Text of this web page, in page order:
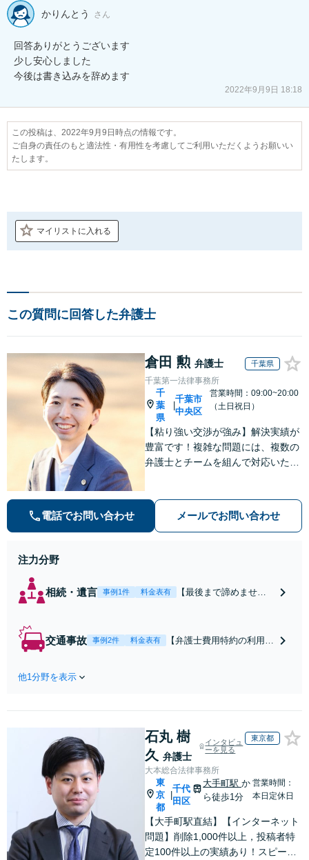
かりんとう さん
回答ありがとうございます
少し安心しました
今後は書き込みを辞めます
2022年9月9日 18:18
この投稿は、2022年9月9日時点の情報です。
ご自身の責任のもと適法性・有用性を考慮してご利用いただくようお願いい
たします。
マイリストに入れる
この質問に回答した弁護士
倉田 勲 弁護士 千葉県
千葉第一法律事務所
千
葉
県
千葉市
中央区
営業時間：09:00~20:00
（土日祝日）
【粘り強い交渉が強み】解決実績が
豊富です！複雑な問題には、複数の
弁護士とチームを組んで対応いたし
添い、不安を軽減します。まずはお
気軽にご相談ください。
電話でお問い合わせ メールでお問い合わせ
注力分野
相続・遺言 事例1件 料金表有
【最後まで諦めませ
合意してしまう前にご
放棄も対応可能。【JR
千葉駅近く】駐車場あ
り
交通事故 事例2件 料金表有
【弁護士費用特約の利用＆
我された方はまずご相談く
は損をしてしまうかもしれ
ません。代わりに交渉・手
続きをし、負担を軽減。
他1分野を表示
石丸 樹
久 弁護士
インタビュ
ーを見る
東京都
大本総合法律事務所
東
京
都
千代
田区
大手町駅か
ら徒歩1分
営業時間：
本日定休日
【大手町駅直結】【インターネット
問題】削除1,000件以上，投稿者特
定100件以上の実績あり！スピーデ